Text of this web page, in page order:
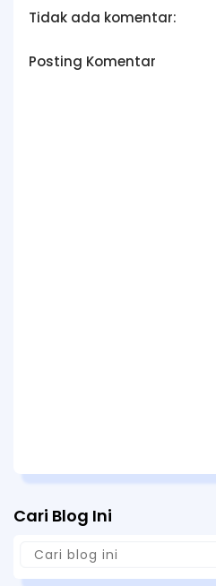
Tidak ada komentar:
Posting Komentar
Cari Blog Ini